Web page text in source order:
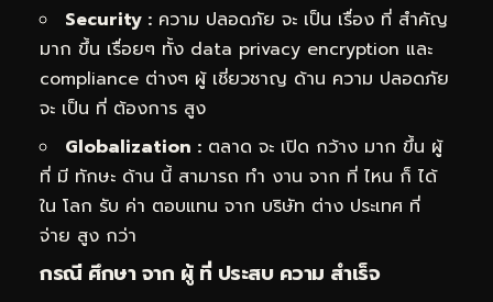
Security : ความ ปลอดภัย จะ เป็น เรื่อง ที่ สำคัญ
มาก ขึ้น เรื่อยๆ ทั้ง data privacy encryption และ
compliance ต่างๆ ผู้ เชี่ยวชาญ ด้าน ความ ปลอดภัย
จะ เป็น ที่ ต้องการ สูง
Globalization : ตลาด จะ เปิด กว้าง มาก ขึ้น ผู้
ที่ มี ทักษะ ด้าน นี้ สามารถ ทำ งาน จาก ที่ ไหน ก็ ได้
ใน โลก รับ ค่า ตอบแทน จาก บริษัท ต่าง ประเทศ ที่
จ่าย สูง กว่า
กรณี ศึกษา จาก ผู้ ที่ ประสบ ความ สำเร็จ